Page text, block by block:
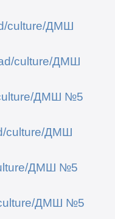
culture/ДМШ
culture/ДМШ
ДМШ №5
culture/ДМШ
ДМШ №5
ДМШ №5